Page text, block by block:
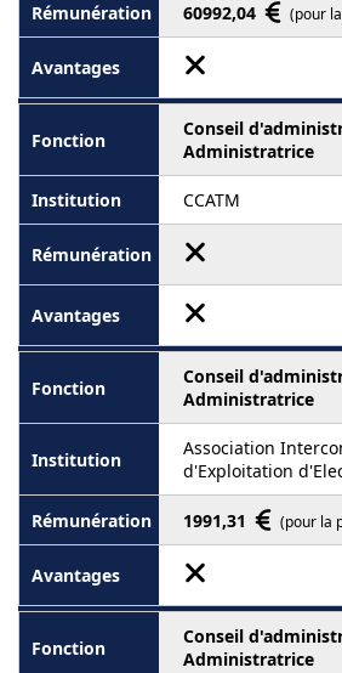
60992,04 (pour
Conseil
Administratrice
CCATM
Conseil
Administratrice
Association
d'Exploitation
1991,31 (pour la
Conseil
Administratrice